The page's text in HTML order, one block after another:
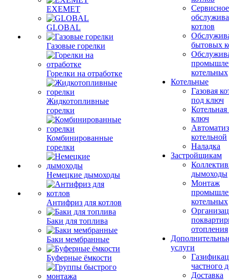
EXEMET
GLOBAL
Газовые горелки
Горелки на отработке
Жидкотопливные
горелки
Комбинированные
горелки
Немецкие дымоходы
Антифриз для котлов
Баки для топлива
Баки мембранные
Буферные ёмкости
Сервисное
котлов
бытовых
котельных
Котельные
Газовая
под ключ
ключ
котельной
Наладка
Застройщикам
дымоходы
Монтаж
котельных
отопления
услуги
частного
Доставка